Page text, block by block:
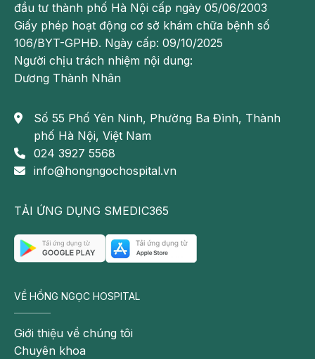
đầu tư thành phố Hà Nội cấp ngày 05/06/2003
Giấy phép hoạt động cơ sở khám chữa bệnh số
106/BYT-GPHĐ. Ngày cấp: 09/10/2025
Người chịu trách nhiệm nội dung:
Dương Thành Nhân
Số 55 Phố Yên Ninh, Phường Ba Đình, Thành
phố Hà Nội, Việt Nam
024 3927 5568
info@hongngochospital.vn
TẢI ỨNG DỤNG SMEDIC365
VỀ HỒNG NGỌC HOSPITAL
Giới thiệu về chúng tôi
Chuyên khoa